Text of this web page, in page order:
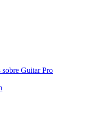
Guitar Pro